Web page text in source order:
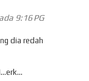
9:16 PG
dia redah